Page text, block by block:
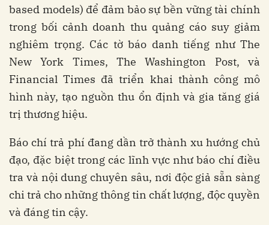
based models) để đảm bảo sự bền vững tài chính
trong bối cảnh doanh thu quảng cáo suy giảm
nghiêm trọng. Các tờ báo danh tiếng như The
New York Times, The Washington Post, và
Financial Times đã triển khai thành công mô
hình này, tạo nguồn thu ổn định và gia tăng giá
trị thương hiệu.
Báo chí trả phí đang dần trở thành xu hướng chủ
đạo, đặc biệt trong các lĩnh vực như báo chí điều
tra và nội dung chuyên sâu, nơi độc giả sẵn sàng
chi trả cho những thông tin chất lượng, độc quyền
và đáng tin cậy.